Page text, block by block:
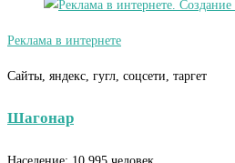
Реклама в интернете
Сайты, яндекс, гугл, соцсети, таргет
Шагонар